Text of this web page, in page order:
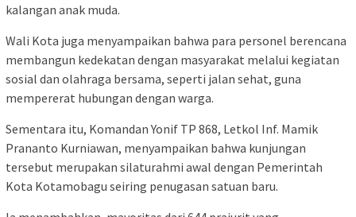
kalangan anak muda.
Wali Kota juga menyampaikan bahwa para personel berencana
membangun kedekatan dengan masyarakat melalui kegiatan
sosial dan olahraga bersama, seperti jalan sehat, guna
mempererat hubungan dengan warga.
Sementara itu, Komandan Yonif TP 868, Letkol Inf. Mamik
Prananto Kurniawan, menyampaikan bahwa kunjungan
tersebut merupakan silaturahmi awal dengan Pemerintah
Kota Kotamobagu seiring penugasan satuan baru.